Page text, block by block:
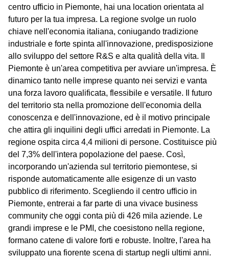
centro ufficio in Piemonte, hai una location orientata al
futuro per la tua impresa. La regione svolge un ruolo
chiave nell'economia italiana, coniugando tradizione
industriale e forte spinta all'innovazione, predisposizione
allo sviluppo del settore R&S e alta qualità della vita. Il
Piemonte è un'area competitiva per avviare un'impresa. È
dinamico tanto nelle imprese quanto nei servizi e vanta
una forza lavoro qualificata, flessibile e versatile. Il futuro
del territorio sta nella promozione dell'economia della
conoscenza e dell'innovazione, ed è il motivo principale
che attira gli inquilini degli uffici arredati in Piemonte. La
regione ospita circa 4,4 milioni di persone. Costituisce più
del 7,3% dell'intera popolazione del paese. Così,
incorporando un'azienda sul territorio piemontese, si
risponde automaticamente alle esigenze di un vasto
pubblico di riferimento. Scegliendo il centro ufficio in
Piemonte, entrerai a far parte di una vivace business
community che oggi conta più di 426 mila aziende. Le
grandi imprese e le PMI, che coesistono nella regione,
formano catene di valore forti e robuste. Inoltre, l'area ha
sviluppato una fiorente scena di startup negli ultimi anni.